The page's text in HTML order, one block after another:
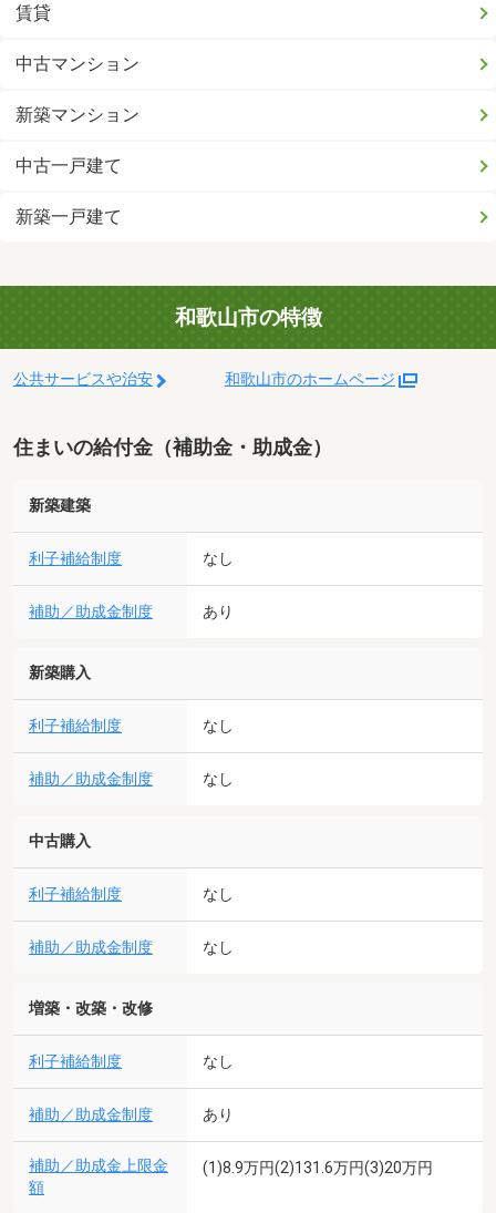
賃貸
中古マンション
新築マンション
中古一戸建て
新築一戸建て
和歌山市の特徴
公共サービスや治安 和歌山市のホームページ
住まいの給付金（補助金・助成金）
新築建築
利子補給制度 なし
補助／助成金制度 あり
新築購入
利子補給制度 なし
補助／助成金制度 なし
中古購入
利子補給制度 なし
補助／助成金制度 なし
増築・改築・改修
利子補給制度 なし
補助／助成金制度 あり
補助／助成金上限金
額
(1)8.9万円(2)131.6万円(3)20万円